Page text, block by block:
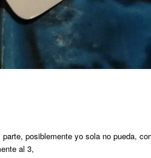
posiblemente yo sola no pueda,
al 3,